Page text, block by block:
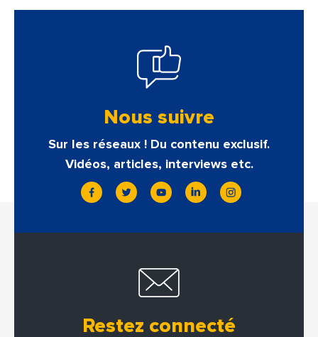
Nous suivre
Sur les réseaux ! Du contenu exclusif.
Vidéos, articles, interviews etc.
Restez connecté